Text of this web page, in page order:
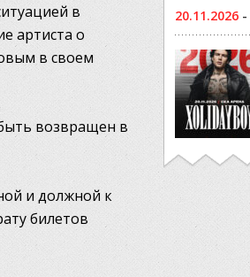
в
артиста о
в своем
возвращен в
и должной к
билетов
20.11.2026 -